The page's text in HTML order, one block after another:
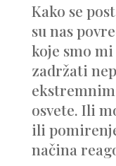
Kako se
su nas
koje smo
zadržati
osvete. Ili
ili
načina